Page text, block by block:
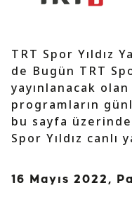
TRT Spor Yıldız
de Bugün TRT
yayınlanacak
programların
bu sayfa
Spor Yıldız canlı
16 Mayıs 2022,